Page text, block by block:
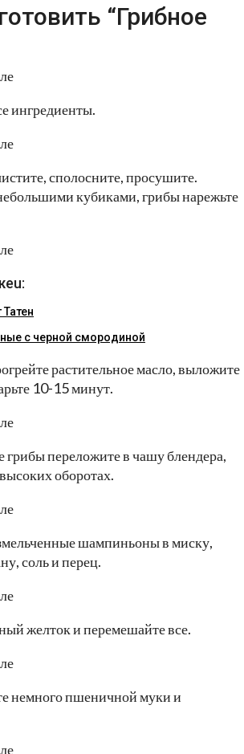
“Грибное
ингредиенты.
сполосните, просушите.
кубиками, грибы нарежьте
с черной смородиной
растительное масло, выложите
10-15 минут.
грибы переложите в чашу блендера,
оборотах.
шампиньоны в миску,
соль и перец.
желток и перемешайте все.
немного пшеничной муки и